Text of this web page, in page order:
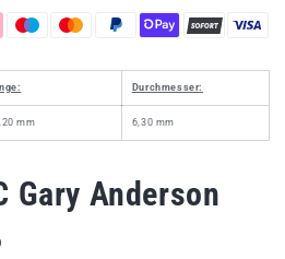
Durchmesser:
mm 6,30 mm
Gary Anderson